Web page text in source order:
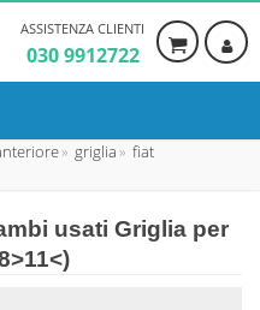
ASSISTENZA CLIENTI
030 9912722
griglia
fiat
usati Griglia per